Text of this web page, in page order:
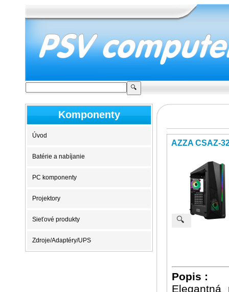
Komponenty
Úvod
Batérie a nabíjanie
PC komponenty
Projektory
Sieťové produkty
Zdroje/Adaptéry/UPS
AZZA CSAZ-
🔍
Popis :
Elegantná